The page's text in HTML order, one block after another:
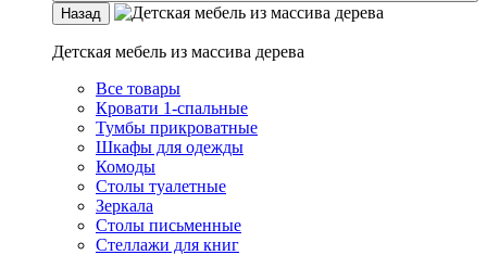
Назад
Детская мебель из массива дерева
Все товары
Кровати 1-спальные
Тумбы прикроватные
Шкафы для одежды
Комоды
Столы туалетные
Зеркала
Столы письменные
Стеллажи для книг